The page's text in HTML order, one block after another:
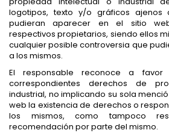
logotipos, texto y/o gráficos ajenos
pudieran aparecer en el sitio
respectivos propietarios, siendo ellos
cualquier posible controversia que
a los mismos.
El responsable reconoce a
correspondientes derechos de
industrial, no implicando su sola
web la existencia de derechos o
los mismos, como tampoco
recomendación por parte del mismo.